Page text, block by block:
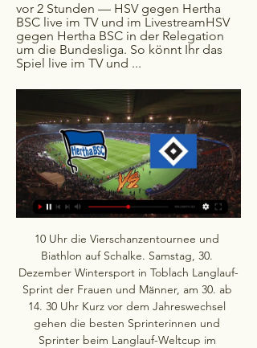
vor 2 Stunden — HSV gegen Hertha
BSC live im TV und im LivestreamHSV
gegen Hertha BSC in der Relegation
um die Bundesliga. So könnt Ihr das
Spiel live im TV und ...
10 Uhr die Vierschanzentournee und
Biathlon auf Schalke. Samstag, 30.
Dezember Wintersport in Toblach Langlauf-
Sprint der Frauen und Männer, am 30. ab
14. 30 Uhr Kurz vor dem Jahreswechsel
gehen die besten Sprinterinnen und
Sprinter beim Langlauf-Weltcup im